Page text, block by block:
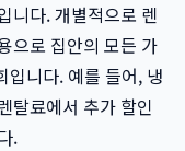
니다. 개별적으로 렌
으로 집안의 모든 가
입니다. 예를 들어, 냉
탈료에서 추가 할인
.